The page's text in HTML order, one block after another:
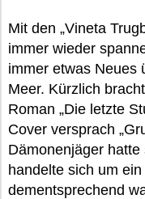
Mit den „Vineta
immer wieder
immer etwas Neues
Meer. Kürzlich
Roman „Die letzte
Cover versprach
Dämonenjäger
handelte sich um
dementsprechend